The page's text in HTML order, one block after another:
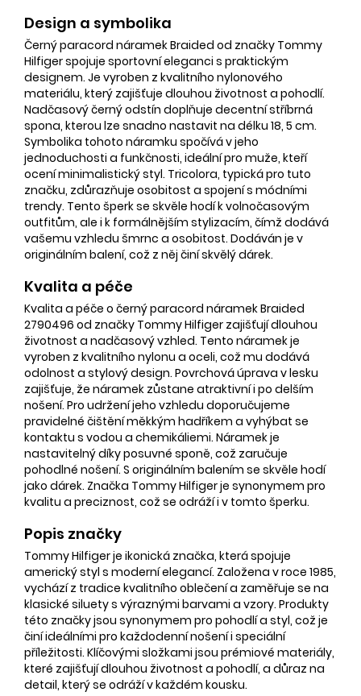
Design a symbolika
Černý paracord náramek Braided od značky Tommy
Hilfiger spojuje sportovní eleganci s praktickým
designem. Je vyroben z kvalitního nylonového
materiálu, který zajišťuje dlouhou životnost a pohodlí.
Nadčasový černý odstín doplňuje decentní stříbrná
spona, kterou lze snadno nastavit na délku 18, 5 cm.
Symbolika tohoto náramku spočívá v jeho
jednoduchosti a funkčnosti, ideální pro muže, kteří
ocení minimalistický styl. Tricolora, typická pro tuto
značku, zdůrazňuje osobitost a spojení s módními
trendy. Tento šperk se skvěle hodí k volnočasovým
outfitům, ale i k formálnějším stylizacím, čímž dodává
vašemu vzhledu šmrnc a osobitost. Dodáván je v
originálním balení, což z něj činí skvělý dárek.
Kvalita a péče
Kvalita a péče o černý paracord náramek Braided
2790496 od značky Tommy Hilfiger zajišťují dlouhou
životnost a nadčasový vzhled. Tento náramek je
vyroben z kvalitního nylonu a oceli, což mu dodává
odolnost a stylový design. Povrchová úprava v lesku
zajišťuje, že náramek zůstane atraktivní i po delším
nošení. Pro udržení jeho vzhledu doporučujeme
pravidelné čištění měkkým hadříkem a vyhýbat se
kontaktu s vodou a chemikáliemi. Náramek je
nastavitelný díky posuvné sponě, což zaručuje
pohodlné nošení. S originálním balením se skvěle hodí
jako dárek. Značka Tommy Hilfiger je synonymem pro
kvalitu a preciznost, což se odráží i v tomto šperku.
Popis značky
Tommy Hilfiger je ikonická značka, která spojuje
americký styl s moderní elegancí. Založena v roce 1985,
vychází z tradice kvalitního oblečení a zaměřuje se na
klasické siluety s výraznými barvami a vzory. Produkty
této značky jsou synonymem pro pohodlí a styl, což je
činí ideálními pro každodenní nošení i speciální
příležitosti. Klíčovými složkami jsou prémiové materiály,
které zajišťují dlouhou životnost a pohodlí, a důraz na
detail, který se odráží v každém kousku.